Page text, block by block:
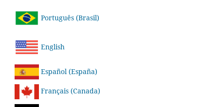
Português (Brasil)
English
Español (España)
Français (Canada)